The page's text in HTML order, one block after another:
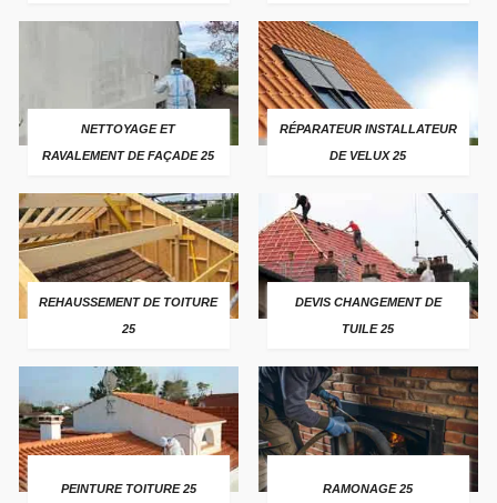
NETTOYAGE ET
RAVALEMENT DE FAÇADE 25
RÉPARATEUR INSTALLATEUR
DE VELUX 25
REHAUSSEMENT DE TOITURE
25
DEVIS CHANGEMENT DE
TUILE 25
PEINTURE TOITURE 25 RAMONAGE 25